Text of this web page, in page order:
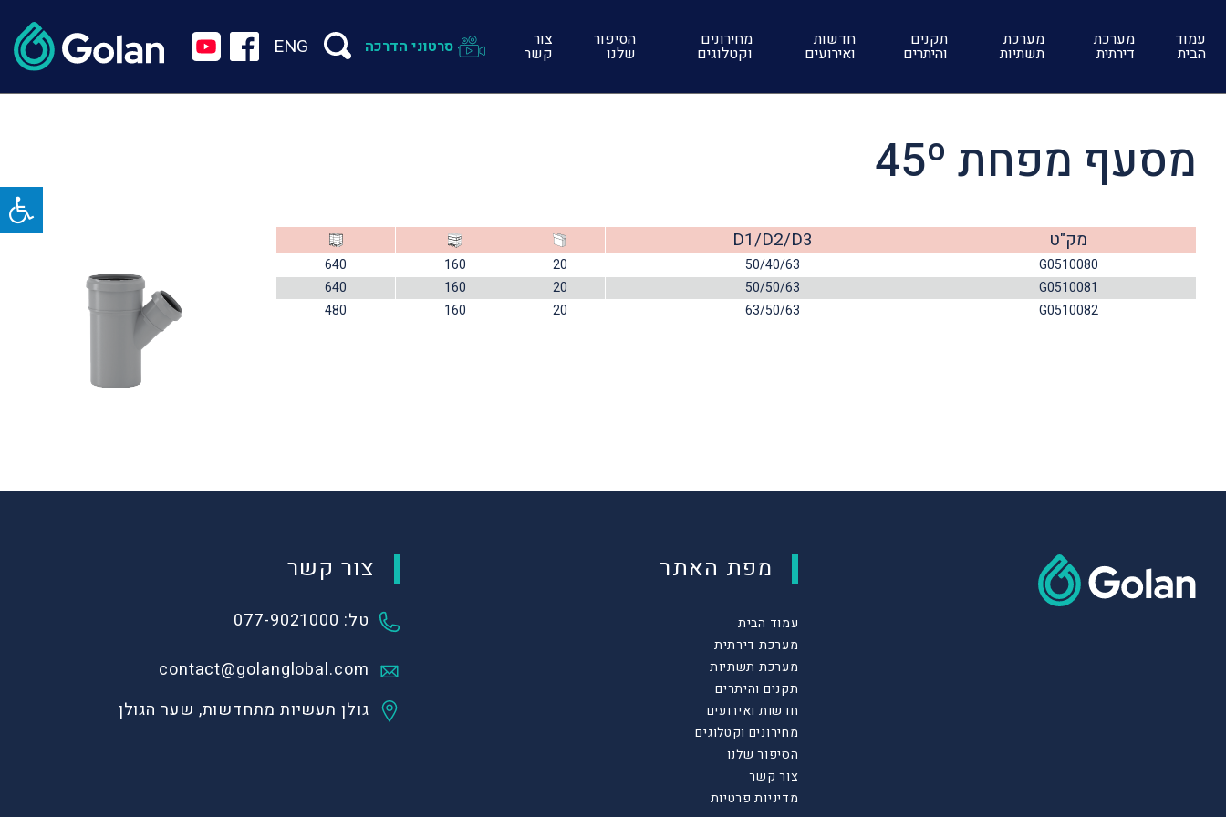
עמוד
הבית
מערכת
דירתית
מערכת
תשתיות
תקנים
והיתרים
חדשות
ואירועים
מחירונים
וקטלוגים
הסיפור
שלנו
צור
קשר סרטוני הדרכה ENG
מסעף מפחת 45º
מק"ט D1/D2/D3
G0510080
50/40/63
20
160
640
G0510081
50/50/63
20
160
640
G0510082
63/50/63
20
160
480
מפת האתר
עמוד הבית
מערכת דירתית
מערכת תשתיות
תקנים והיתרים
חדשות ואירועים
מחירונים וקטלוגים
הסיפור שלנו
צור קשר
מדיניות פרטיות
צור קשר
טל: 077-9021000
contact@golanglobal.com
גולן תעשיות מתחדשות, שער הגולן